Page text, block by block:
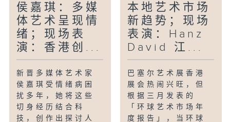
侯嘉琪：多媒
体艺术呈现情
绪；现场表
演：香港创...
新晋多媒体艺术家
侯嘉琪受情绪病困
扰多年，她将这些
切身经历结合科
技，创作出探讨人
本地艺术市场
新趋势；现场
表演：Hanz
David 江...
巴塞尔艺术展香港
展会热闹兴旺，但
根据三月发表的
「环球艺术市场年
度报告」，当环球